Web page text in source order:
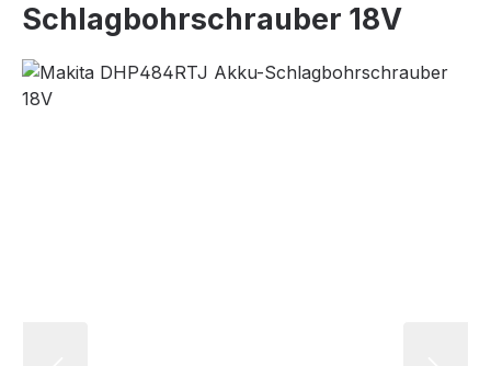
Schlagbohrschrauber 18V
Bildergalerie überspringen